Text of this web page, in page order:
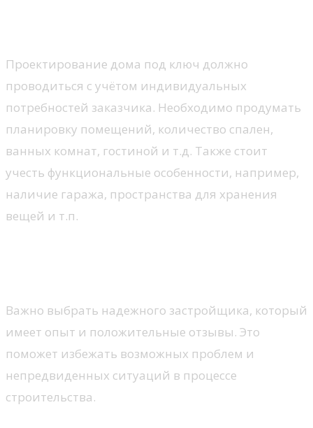
Проектирование дома под ключ должно
проводиться с учётом индивидуальных
потребностей заказчика. Необходимо продумать
планировку помещений, количество спален,
ванных комнат, гостиной и т.д. Также стоит
учесть функциональные особенности, например,
наличие гаража, пространства для хранения
вещей и т.п.
Важно выбрать надежного застройщика, который
имеет опыт и положительные отзывы. Это
поможет избежать возможных проблем и
непредвиденных ситуаций в процессе
строительства.